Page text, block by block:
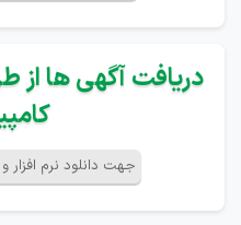
دریافت آگهی ها از
جهت دانلود نرم افزار